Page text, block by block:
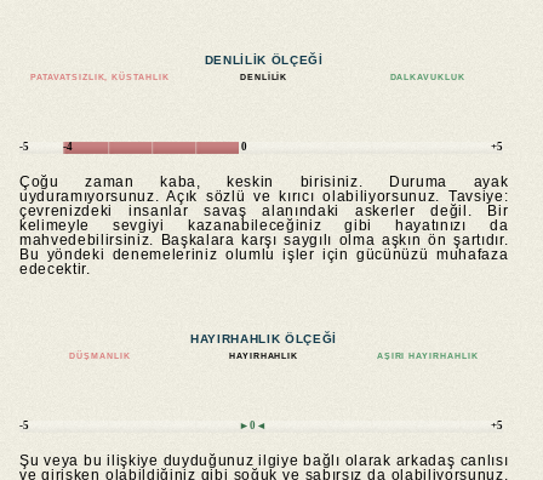
DENLILIK ÖLÇEĞI
PATAVATSIZLIK, KÜSTAHLIK DENLILIK DALKAVUKLUK
-5 -4 0 +5
Çoğu zaman kaba, keskin birisiniz. Duruma ayak
uyduramıyorsunuz. Açık sözlü ve kırıcı olabiliyorsunuz. Tavsiye:
çevrenizdeki insanlar savaş alanındaki askerler değil. Bir
kelimeyle sevgiyi kazanabileceğiniz gibi hayatınızı da
mahvedebilirsiniz. Başkalara karşı saygılı olma aşkın ön şartıdır.
Bu yöndeki denemeleriniz olumlu işler için gücünüzü muhafaza
edecektir.
HAYIRHAHLIK ÖLÇEĞI
DÜŞMANLIK HAYIRHAHLIK AŞIRI HAYIRHAHLIK
-5 ►0◄ +5
Şu veya bu ilişkiye duyduğunuz ilgiye bağlı olarak arkadaş canlısı
ve girişken olabildiğiniz gibi soğuk ve sabırsız da olabiliyorsunuz.